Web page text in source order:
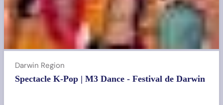
Darwin Region
Spectacle K-Pop | M3 Dance - Festival de Darwin